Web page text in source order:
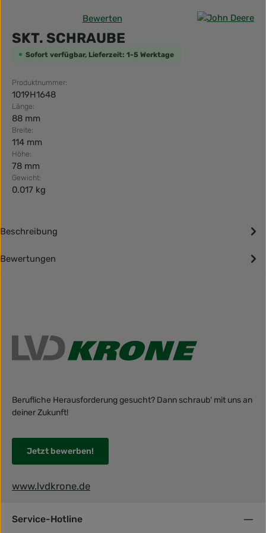
Durchschnittliche Bewertung von 0 von 5 Sternen
Bewerten
SKT. SCHRAUBE
Sofort verfügbar, Lieferzeit: 1-5 Werktage
Produktnummer:
1019H1648
Länge:
88 mm
Breite:
114 mm
Höhe:
78 mm
Gewicht:
0.017 kg
Beschreibung
Bewertungen
Berufliche Herausforderung gesucht? Dann schraub' mit uns an
deiner Zukunft!
Jetzt bewerben!
www.lvdkrone.de
Service-Hotline